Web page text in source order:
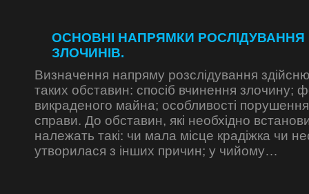
ОСНОВНІ НАПРЯМКИ РОСЛІДУВАННЯ
ЗЛОЧИНІВ.
Визначення напряму розслідування
таких обста­вин: спосіб вчинення злочину;
викраденого майна; особли­вості порушення
справи. До обставин, які необхідно
належать такі: чи ма­ла місце крадіжка чи
утворилася з інших причин; у чийому…